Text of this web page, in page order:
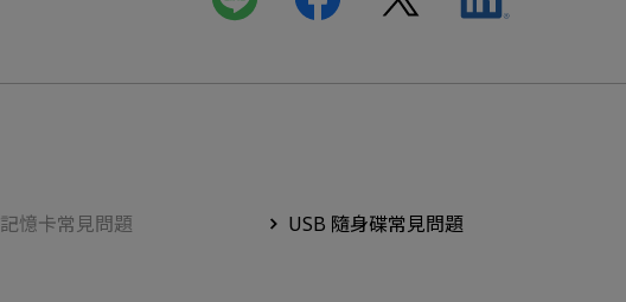
記憶卡常見問題 USB 隨身碟常見問題